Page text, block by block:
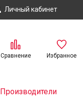
Личный кабинет
Сравнение Избранное
Производители